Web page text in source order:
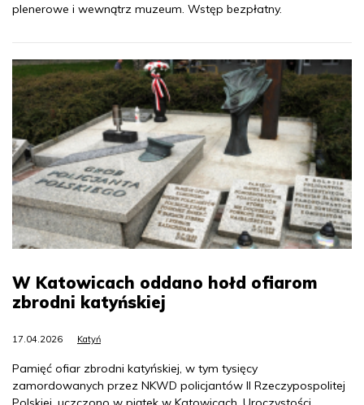
plenerowe i wewnątrz muzeum. Wstęp bezpłatny.
W Katowicach oddano hołd ofiarom
zbrodni katyńskiej
17.04.2026 Katyń
Pamięć ofiar zbrodni katyńskiej, w tym tysięcy
zamordowanych przez NKWD policjantów II Rzeczypospolitej